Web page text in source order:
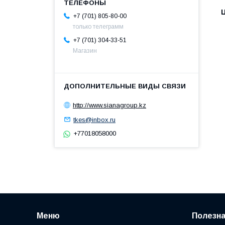
+7 (701) 805-80-00
только телеграмм
+7 (701) 304-33-51
Магазин
http://www.sianagroup.kz
tkes@inbox.ru
+77018058000
Меню